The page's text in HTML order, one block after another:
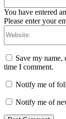
You have entered
Please enter your
Save my
time I comment.
Notify me of
Notify me of